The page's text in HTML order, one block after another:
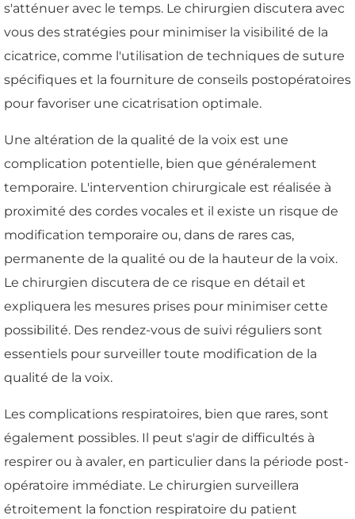
s'atténuer avec le temps. Le chirurgien discutera avec
vous des stratégies pour minimiser la visibilité de la
cicatrice, comme l'utilisation de techniques de suture
spécifiques et la fourniture de conseils postopératoires
pour favoriser une cicatrisation optimale.
Une altération de la qualité de la voix est une
complication potentielle, bien que généralement
temporaire. L'intervention chirurgicale est réalisée à
proximité des cordes vocales et il existe un risque de
modification temporaire ou, dans de rares cas,
permanente de la qualité ou de la hauteur de la voix.
Le chirurgien discutera de ce risque en détail et
expliquera les mesures prises pour minimiser cette
possibilité. Des rendez-vous de suivi réguliers sont
essentiels pour surveiller toute modification de la
qualité de la voix.
Les complications respiratoires, bien que rares, sont
également possibles. Il peut s'agir de difficultés à
respirer ou à avaler, en particulier dans la période post-
opératoire immédiate. Le chirurgien surveillera
étroitement la fonction respiratoire du patient